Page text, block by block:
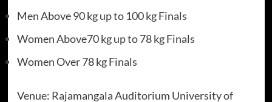
Men Above 90 kg up to 100 kg Finals
Women Above70 kg up to 78 kg Finals
Women Over 78 kg Finals
Venue: Rajamangala Auditorium University of